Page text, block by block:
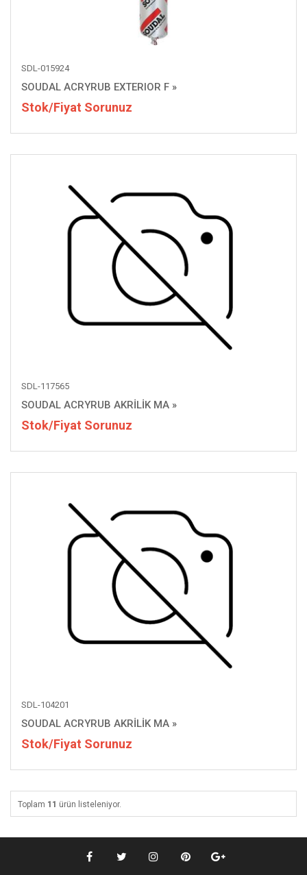
SDL-015924
SOUDAL ACRYRUB EXTERIOR F »
Stok/Fiyat Sorunuz
SDL-117565
SOUDAL ACRYRUB AKRİLİK MA »
Stok/Fiyat Sorunuz
SDL-104201
SOUDAL ACRYRUB AKRİLİK MA »
Stok/Fiyat Sorunuz
Toplam 11 ürün listeleniyor.